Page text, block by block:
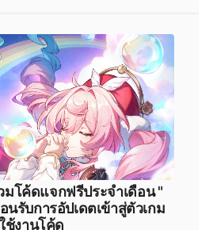
พชร_ล่าสุด
แจกฟรี
โค้ดแจกฟรี
#HSR_June_2025_Code
#HSR_Code_ใหม่
วิธีหา_Stellar_Jade
โค้ด # โค้ดฟรี
#HonkaiFreeCodes
#ฟรีไอเทม #โปรโมชั่นเกม
#HonkaiUpdates
รี #HonkaiStarRail2025
ย #HonkaiEvent
#GameCodes
มโค้ดแจกฟรีประจำเดือน "
รับการอัปเดตเข้าสู่ตัวเกม
ช้งานโค้ด